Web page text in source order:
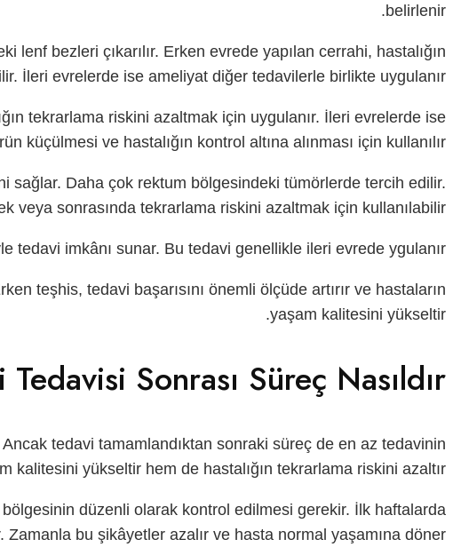
belirlenir.
bezleri çıkarılır. Erken evrede yapılan cerrahi, hastalığın
İleri evrelerde ise ameliyat diğer tedavilerle birlikte uygulanır.
tekrarlama riskini azaltmak için uygulanır. İleri evrelerde ise
küçülmesi ve hastalığın kontrol altına alınması için kullanılır.
sağlar. Daha çok rektum bölgesindeki tümörlerde tercih edilir.
veya sonrasında tekrarlama riskini azaltmak için kullanılabilir.
imkânı sunar. Bu tedavi genellikle ileri evrede ygulanır.
teşhis, tedavi başarısını önemli ölçüde artırır ve hastaların
yaşam kalitesini yükseltir.
Sonrası Süreç Nasıldır?
tedavi tamamlandıktan sonraki süreç de en az tedavinin
yükseltir hem de hastalığın tekrarlama riskini azaltır.
düzenli olarak kontrol edilmesi gerekir. İlk haftalarda
bu şikâyetler azalır ve hasta normal yaşamına döner.